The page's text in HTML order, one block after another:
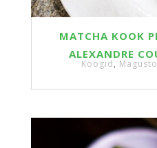
MATCHA KOOK
ALEXANDRE
Koogid,